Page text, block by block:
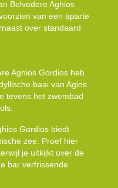
Belvedere Aghios
van een aparte
over standaard
Aghios Gordios heb
baai van Agios
tevens het zwembad
Gordios biedt
zee. Proef hier
je uitkijkt over de
bar verfrissende